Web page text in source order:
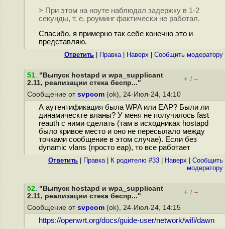
> При этом на ноуте наблюдал задержку в 1-2
секунды, т. е. роуминг фактически не работал.
Спасибо, я примерно так себе конечно это и
представляю.
Ответить Правка| Наверх Cообщить модератору
51. "Выпуск hostapd и wpa_supplicant
2.11, реализации стека беспр..."
+ / –
Сообщение от svpcom (ok), 24-Июл-24, 14:10
А аутентификация была WPA или EAP? Были ли
динамическте вланы? У меня не получилось fast
reauth с ними сделать (там в исходниках hostapd
было кривое место и оно не пересылало между
точками сообщение в этом случае). Если без
dynamic vlans (просто eap), то все работает
Ответить Правка| К родителю #33 Наверх
Cообщить
модератору
52. "Выпуск hostapd и wpa_supplicant
2.11, реализации стека беспр..."
+ / –
Сообщение от svpcom (ok), 24-Июл-24, 14:15
https://openwrt.org/docs/guide-user/network/wifi/dawn